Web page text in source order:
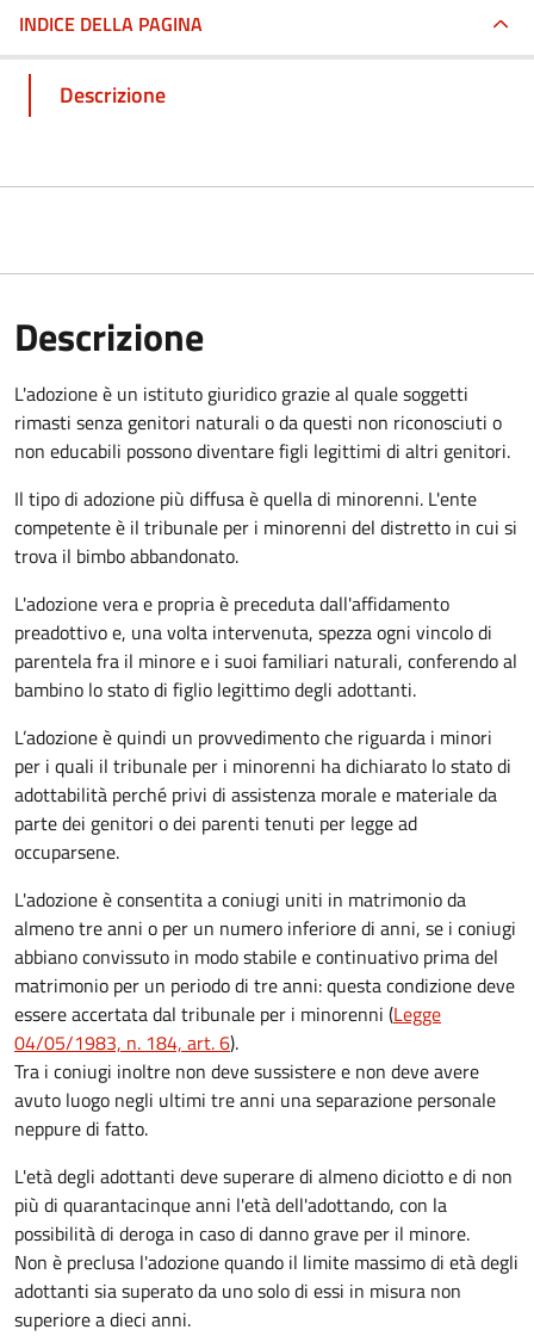
INDICE DELLA PAGINA
Descrizione
Descrizione
L'adozione è un istituto giuridico grazie al quale soggetti
rimasti senza genitori naturali o da questi non riconosciuti o
non educabili possono diventare figli legittimi di altri genitori.
Il tipo di adozione più diffusa è quella di minorenni. L'ente
competente è il tribunale per i minorenni del distretto in cui si
trova il bimbo abbandonato.
L'adozione vera e propria è preceduta dall'affidamento
preadottivo e, una volta intervenuta, spezza ogni vincolo di
parentela fra il minore e i suoi familiari naturali, conferendo al
bambino lo stato di figlio legittimo degli adottanti.
L’adozione è quindi un provvedimento che riguarda i minori
per i quali il tribunale per i minorenni ha dichiarato lo stato di
adottabilità perché privi di assistenza morale e materiale da
parte dei genitori o dei parenti tenuti per legge ad
occuparsene.
L'adozione è consentita a coniugi uniti in matrimonio da
almeno tre anni o per un numero inferiore di anni, se i coniugi
abbiano convissuto in modo stabile e continuativo prima del
matrimonio per un periodo di tre anni: questa condizione deve
essere accertata dal tribunale per i minorenni (Legge
04/05/1983, n. 184, art. 6).
Tra i coniugi inoltre non deve sussistere e non deve avere
avuto luogo negli ultimi tre anni una separazione personale
neppure di fatto.
L'età degli adottanti deve superare di almeno diciotto e di non
più di quarantacinque anni l'età dell'adottando, con la
possibilità di deroga in caso di danno grave per il minore.
Non è preclusa l'adozione quando il limite massimo di età degli
adottanti sia superato da uno solo di essi in misura non
superiore a dieci anni.